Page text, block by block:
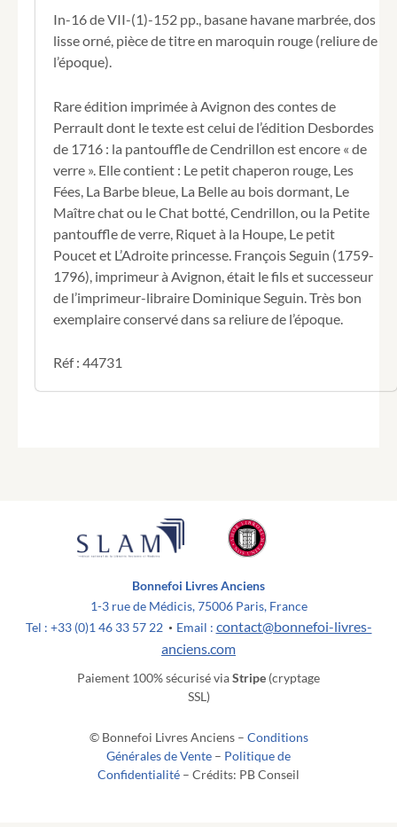
des
moralités.
Nouvelle
d’une
Nouvelle
à
la
fin.
In-16 de VII-(1)-152 pp., basane havane marbrée, dos
lisse orné, pièce de titre en maroquin rouge (reliure de
l’époque).
Rare édition imprimée à Avignon des contes de
Perrault dont le texte est celui de l’édition Desbordes
de 1716 : la pantouffle de Cendrillon est encore « de
verre ». Elle contient : Le petit chaperon rouge, Les
Fées, La Barbe bleue, La Belle au bois dormant, Le
Maître chat ou le Chat botté, Cendrillon, ou la Petite
pantouffle de verre, Riquet à la Houpe, Le petit
Poucet et L’Adroite princesse. François Seguin (1759-
1796), imprimeur à Avignon, était le fils et successeur
de l’imprimeur-libraire Dominique Seguin. Très bon
exemplaire conservé dans sa reliure de l’époque.
Réf : 44731
Bonnefoi Livres Anciens
1-3 rue de Médicis, 75006 Paris, France
Tel : +33 (0)1 46 33 57 22 • Email : contact@bonnefoi-livres-
anciens.com
Paiement 100% sécurisé viaStripe (cryptage
SSL)
© Bonnefoi Livres Anciens – Conditions
Générales de Vente – Politique de
Confidentialité – Crédits: PB Conseil